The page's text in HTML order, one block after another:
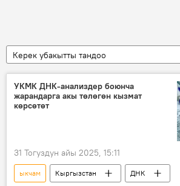
Керек убакытты тандоо
УКМК ДНК-анализдер боюнча
жарандарга акы төлөгөн кызмат
көрсөтөт
31 Тогуздун айы 2025, 15:11
ыкчам Кыргызстан
ДНК